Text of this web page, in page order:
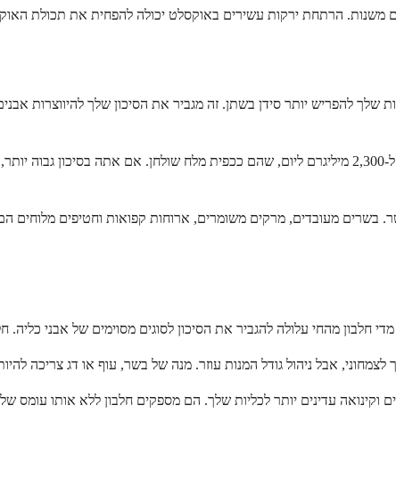
שלך להפריש יותר סידן בשתן. זה מגביר את הסיכון שלך להיווצרות
בשרים מעובדים, מרקים משומרים, ארוחות קפואות וחטיפים מלוחים
וקינואה עדינים יותר לכליות שלך. הם מספקים חלבון ללא אותו